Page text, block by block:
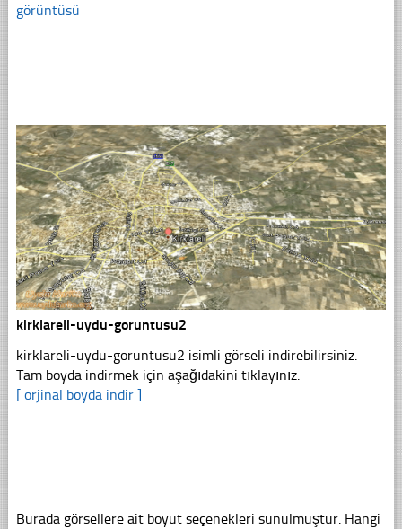
görüntüsü
kirklareli-uydu-goruntusu2
kirklareli-uydu-goruntusu2 isimli görseli indirebilirsiniz.
Tam boyda indirmek için aşağıdakini tıklayınız.
[ orjinal boyda indir ]
Burada görsellere ait boyut seçenekleri sunulmuştur. Hangi